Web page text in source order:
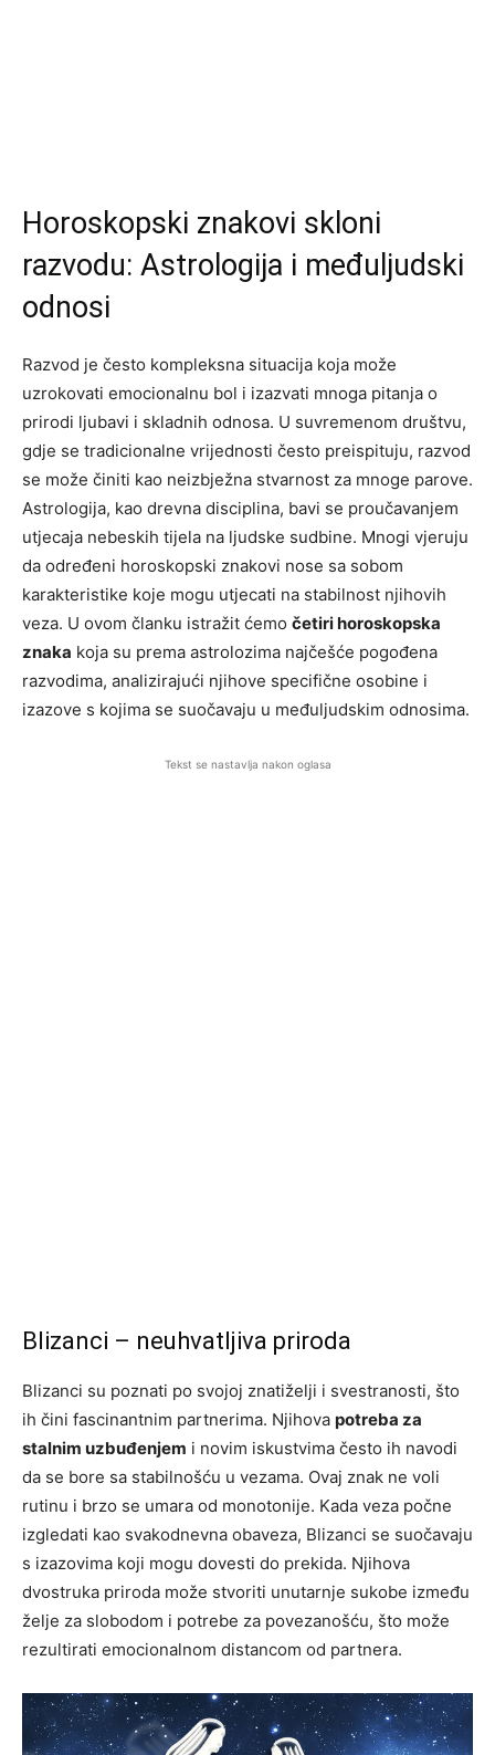
Horoskopski znakovi skloni
razvodu: Astrologija i međuljudski
odnosi
Razvod je često kompleksna situacija koja može
uzrokovati emocionalnu bol i izazvati mnoga pitanja o
prirodi ljubavi i skladnih odnosa. U suvremenom društvu,
gdje se tradicionalne vrijednosti često preispituju, razvod
se može činiti kao neizbježna stvarnost za mnoge parove.
Astrologija, kao drevna disciplina, bavi se proučavanjem
utjecaja nebeskih tijela na ljudske sudbine. Mnogi vjeruju
da određeni horoskopski znakovi nose sa sobom
karakteristike koje mogu utjecati na stabilnost njihovih
veza. U ovom članku istražit ćemo četiri horoskopska
znaka koja su prema astrolozima najčešće pogođena
razvodima, analizirajući njihove specifične osobine i
izazove s kojima se suočavaju u međuljudskim odnosima.
Tekst se nastavlja nakon oglasa
Blizanci – neuhvatljiva priroda
Blizanci su poznati po svojoj znatiželji i svestranosti, što
ih čini fascinantnim partnerima. Njihova potreba za
stalnim uzbuđenjem i novim iskustvima često ih navodi
da se bore sa stabilnošću u vezama. Ovaj znak ne voli
rutinu i brzo se umara od monotonije. Kada veza počne
izgledati kao svakodnevna obaveza, Blizanci se suočavaju
s izazovima koji mogu dovesti do prekida. Njihova
dvostruka priroda može stvoriti unutarnje sukobe između
želje za slobodom i potrebe za povezanošću, što može
rezultirati emocionalnom distancom od partnera.